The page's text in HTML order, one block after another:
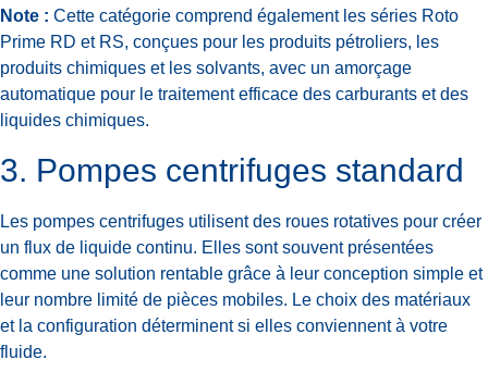
Note : Cette catégorie comprend également les séries Roto
Prime RD et RS, conçues pour les produits pétroliers, les
produits chimiques et les solvants, avec un amorçage
automatique pour le traitement efficace des carburants et des
liquides chimiques.
3. Pompes centrifuges standard
Les pompes centrifuges utilisent des roues rotatives pour créer
un flux de liquide continu. Elles sont souvent présentées
comme une solution rentable grâce à leur conception simple et
leur nombre limité de pièces mobiles. Le choix des matériaux
et la configuration déterminent si elles conviennent à votre
fluide.